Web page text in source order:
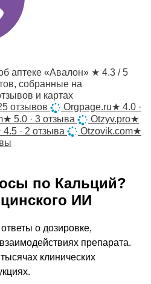
аптеке «Авалон» ★ 4.3 / 5
собранные на
и картах
отзывов Orgpage.ru★ 4.0 ·
★ 5.0 · 3 отзыва Otzyv.pro★
4.5 · 2 отзыва Otzovik.com★
по Кальций?
ИИ
о дозировке,
препарата.
клинических